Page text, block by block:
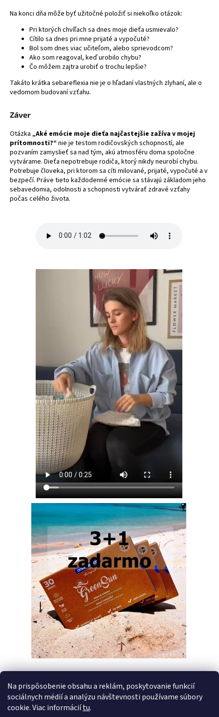
Na prispôsobenie obsahu a reklám, poskytovanie funkcií
sociálnych médií a analýzu návštevnosti používame súbory
cookie. Viac informáciítu.
Na konci dňa môže byť užitočné položiť si niekoľko otázok:
Pri ktorých chvíľach sa dnes moje dieťa usmievalo?
Cítilo sa dnes pri mne prijaté a vypočuté?
Bol som dnes viac učiteľom, alebo sprievodcom?
Ako som reagoval, keď urobilo chybu?
Čo môžem zajtra urobiť o trochu lepšie?
Takáto krátka sebareflexia nie je o hľadaní vlastných zlyhaní, ale o
vedomom budovaní vzťahu.
Záver
Otázka „Aké emócie moje dieťa najčastejšie zažíva v mojej
prítomnosti?“ nie je testom rodičovských schopností, ale
pozvaním zamyslieť sa nad tým, akú atmosféru doma spoločne
vytvárame. Dieťa nepotrebuje rodiča, ktorý nikdy neurobí chybu.
Potrebuje človeka, pri ktorom sa cíti milované, prijaté, vypočuté a v
bezpečí. Práve tieto každodenné emócie sa stávajú základom jeho
sebavedomia, odolnosti a schopnosti vytvárať zdravé vzťahy
počas celého života.
PREDCHÁDZAJÚCI ČLÁNOK